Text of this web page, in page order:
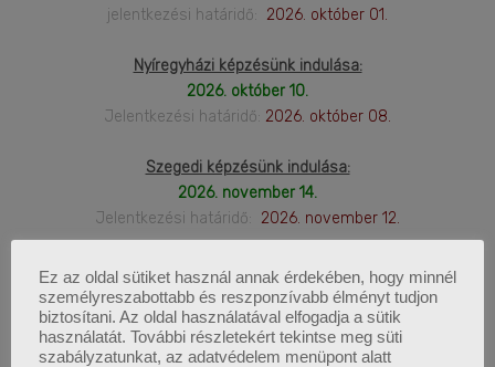
jelentkezési határidő: 2026. október 01.
Nyíregyházi képzésünk indulása:
2026. október 10.
Jelentkezési határidő: 2026. október 08.
Szegedi képzésünk indulása:
2026. november 14.
Jelentkezési határidő: 2026. november 12.
LEGFRISSEBB WEBINÁRIUM
Ez az oldal sütiket használ annak érdekében, hogy minnél
személyreszabottabb és reszponzívabb élményt tudjon
biztosítani. Az oldal használatával elfogadja a sütik
használatát. További részletekért tekintse meg süti
szabályzatunkat, az adatvédelem menüpont alatt